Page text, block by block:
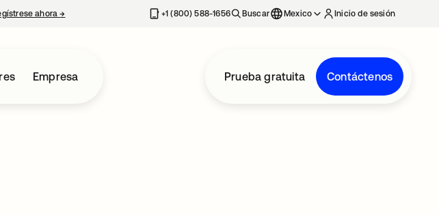
ahora→ se abre en una pestaña nueva+1 (800) 588-1656 Buscar Mexico Inicio de sesión
Empresa Prueba gratuita Contáctenos